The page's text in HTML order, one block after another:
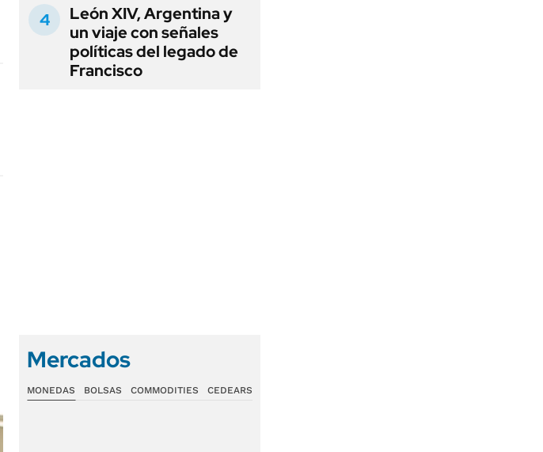
León XIV, Argentina y
un viaje con señales
políticas del legado de
Francisco
Mercados
MONEDAS BOLSAS COMMODITIES CEDEARS